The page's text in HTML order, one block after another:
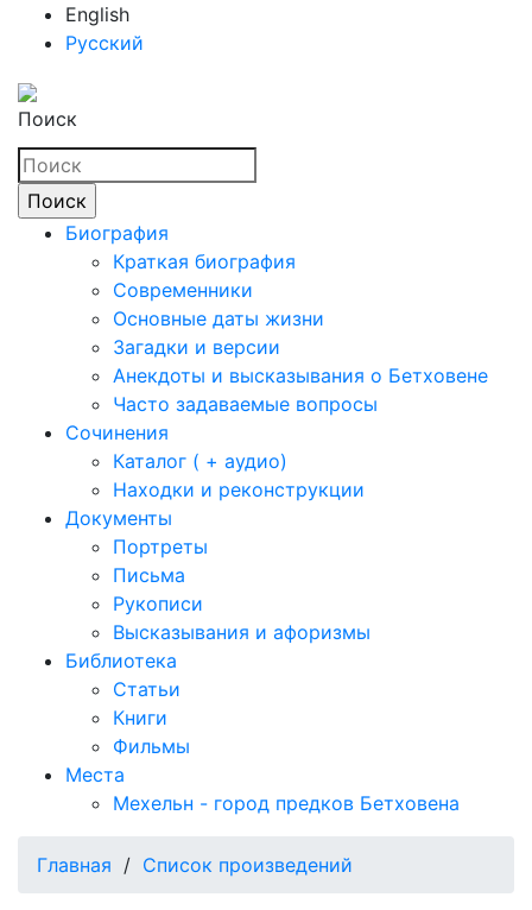
English
Русский
Поиск
Биография
Краткая биография
Современники
Основные даты жизни
Загадки и версии
Анекдоты и высказывания о Бетховене
Часто задаваемые вопросы
Сочинения
Каталог ( + аудио)
Находки и реконструкции
Документы
Портреты
Письма
Рукописи
Высказывания и афоризмы
Библиотека
Статьи
Книги
Фильмы
Места
Мехельн - город предков Бетховена
Главная / Список произведений